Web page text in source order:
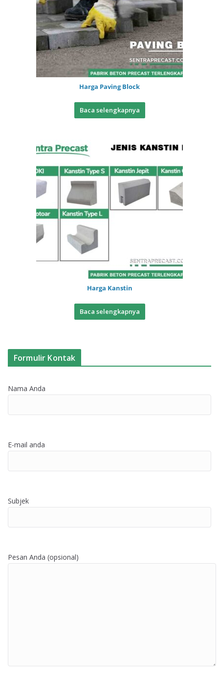
Harga Paving Block
Baca selengkapnya
Harga Kanstin
Baca selengkapnya
Formulir Kontak
Nama Anda
E-mail anda
Subjek
Pesan Anda (opsional)